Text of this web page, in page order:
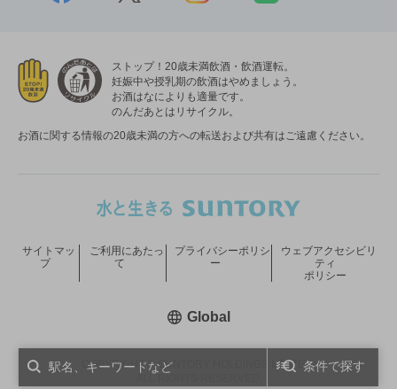
条件で探す
ストップ！20歳未満飲酒・飲酒運転。
妊娠中や授乳期の飲酒はやめましょう。
お酒はなによりも適量です。
のんだあとはリサイクル。
お酒に関する情報の20歳未満の方への転送および共有はご遠慮ください。
COPYRIGHT © SUNTORY HOLDINGS LIMITED.
サイトマッ
プ
ご利用にあたっ
て
プライバシーポリシ
ー
ウェブアクセシビリ
ティ
ポリシー
Global新しいウィンドウで開く